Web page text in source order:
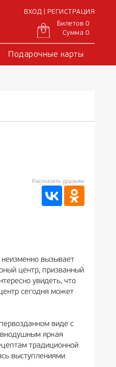
ВХОД | РЕГИСТРАЦИЯ
Билетов 0
Сумма 0
Подарочные карты
Рассказать друзьям
вызывает
центр, призванный
увидеть, что
сегодня может
виде с
яркая
традиционной
выступлениями